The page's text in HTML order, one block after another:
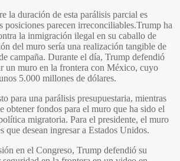
la duración de esta parálisis parcial es
posiciones parecen irreconciliables.Trump ha
la inmigración ilegal en su caballo de
del muro sería una realización tangible de
campaña. Durante el día, Trump defendió
un muro en la frontera con México, cuyo
5.000 millones de dólares.
para una parálisis presupuestaria, mientras
obtener fondos para el muro que ha sido el
migratoria. Para el presidente, el muro
que desean ingresar a Estados Unidos.
en el Congreso, Trump defendió su